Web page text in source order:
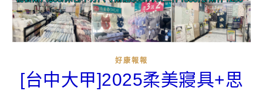
好康報報
[台中大甲]2025柔美寢具+思